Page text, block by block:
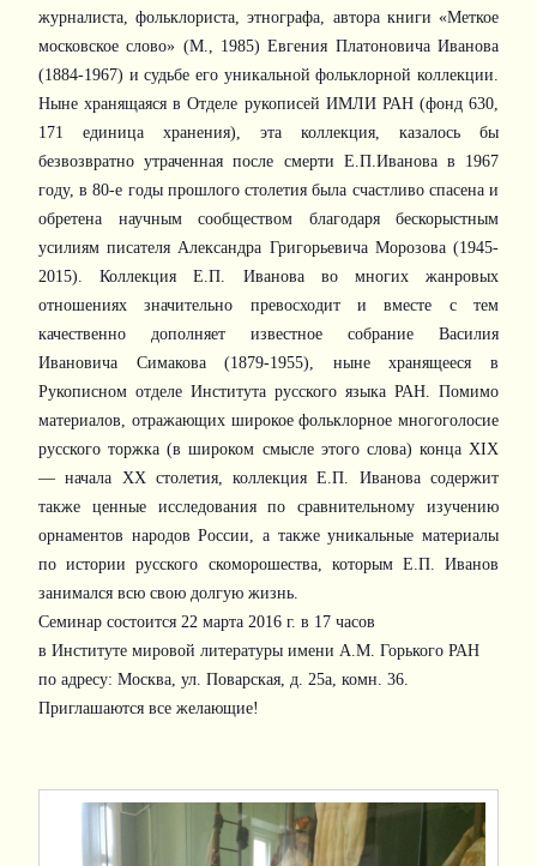
журналиста, фольклориста, этнографа, автора книги «Меткое
московское слово» (М., 1985) Евгения Платоновича Иванова
(1884-1967) и судьбе его уникальной фольклорной коллекции.
Ныне хранящаяся в Отделе рукописей ИМЛИ РАН (фонд 630,
171 единица хранения), эта коллекция, казалось бы
безвозвратно утраченная после смерти Е.П.Иванова в 1967
году, в 80-е годы прошлого столетия была счастливо спасена и
обретена научным сообществом благодаря бескорыстным
усилиям писателя Александра Григорьевича Морозова (1945-
2015). Коллекция Е.П. Иванова во многих жанровых
отношениях значительно превосходит и вместе с тем
качественно дополняет известное собрание Василия
Ивановича Симакова (1879-1955), ныне хранящееся в
Рукописном отделе Института русского языка РАН. Помимо
материалов, отражающих широкое фольклорное многоголосие
русского торжка (в широком смысле этого слова) конца XIX
— начала XX столетия, коллекция Е.П. Иванова содержит
также ценные исследования по сравнительному изучению
орнаментов народов России, а также уникальные материалы
по истории русского скоморошества, которым Е.П. Иванов
занимался всю свою долгую жизнь.
Семинар состоится 22 марта 2016 г. в 17 часов
в Институте мировой литературы имени А.М. Горького РАН
по адресу: Москва, ул. Поварская, д. 25а, комн. 36.
Приглашаются все желающие!